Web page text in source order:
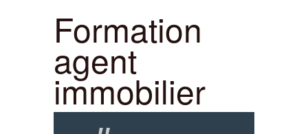
Formation
agent
immobilier